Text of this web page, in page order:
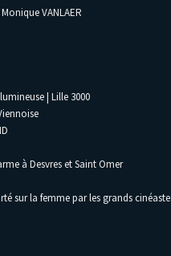
VANLAER
| Lille 3000
à Desvres et Saint Omer
sur la femme par les grands